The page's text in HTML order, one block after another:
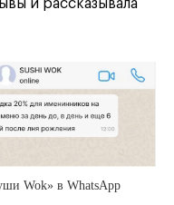
и рассказывала
Wok» в WhatsApp